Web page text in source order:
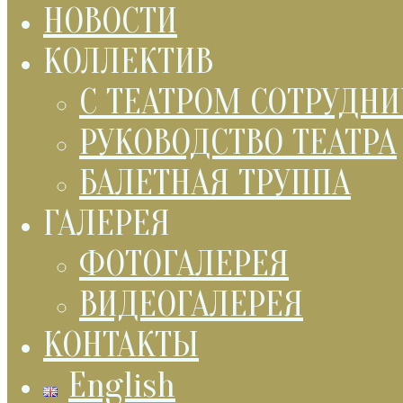
НОВОСТИ
КОЛЛЕКТИВ
С ТЕАТРОМ
РУКОВОДСТВО ТЕАТРА
БАЛЕТНАЯ ТРУППА
ГАЛЕРЕЯ
ФОТОГАЛЕРЕЯ
ВИДЕОГАЛЕРЕЯ
КОНТАКТЫ
English